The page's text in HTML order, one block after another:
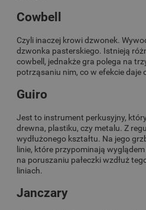
Cowbell
Czyli inaczej krowi dzwonek.
dzwonka pasterskiego. Istnieją
cowbell, jednakże gra polega na
potrząsaniu nim, co w efekcie daje
Guiro
Jest to instrument perkusyjny,
drewna, plastiku, czy metalu. Z
wydłużonego kształtu. Na jego
linie, które przypominają
na poruszaniu pałeczki wzdłuż
liniach.
Janczary